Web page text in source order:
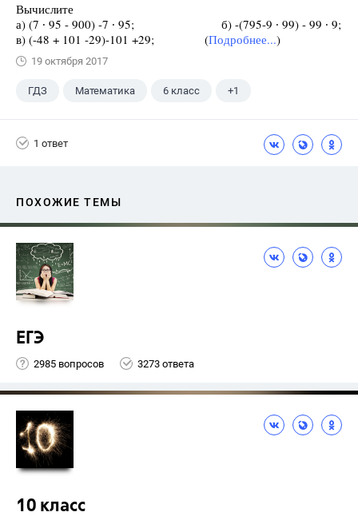
Вычислите
а) (7 ∙ 95 - 900) -7 ∙ 95; б) -(795-9 ∙ 99) - 99 ∙ 9;
в) (-48 + 101 -29)-101 +29; (Подробнее...)
19 октября 2017
ГДЗ Математика 6 класс +1
1 ответ
ПОХОЖИЕ ТЕМЫ
ЕГЭ
2985 вопросов 3273 ответа
10 класс